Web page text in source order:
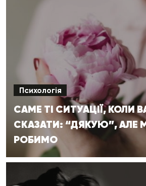
Психологія
САМЕ ТІ СИТУАЦІЇ, КОЛИ
СКАЗАТИ: “ДЯКУЮ”, АЛЕ
РОБИМО